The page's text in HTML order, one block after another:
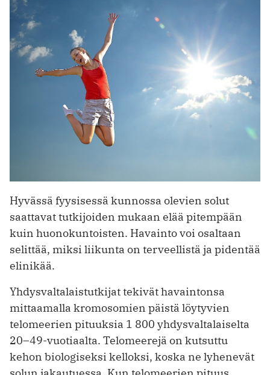
Hyvässä fyysisessä kunnossa olevien solut
saattavat tutkijoiden mukaan elää pitempään
kuin huonokuntoisten. Havainto voi osaltaan
selittää, miksi liikunta on terveellistä ja pidentää
elinikää.
Yhdysvaltalaistutkijat tekivät havaintonsa
mittaamalla kromosomien päistä löytyvien
telomeerien pituuksia 1 800 yhdysvaltalaiselta
20–49-vuotiaalta. Telomeerejä on kutsuttu
kehon biologiseksi kelloksi, koska ne lyhenevät